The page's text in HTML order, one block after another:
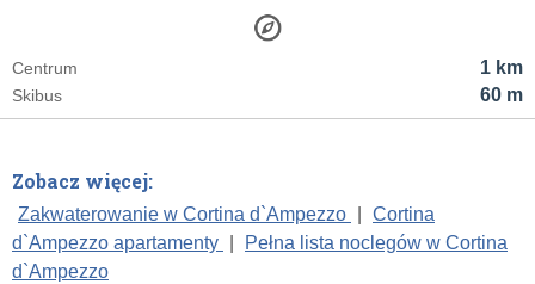
1 km
Centrum
60 m
Skibus
Zobacz więcej:
Zakwaterowanie w Cortina d`Ampezzo
Cortina
d`Ampezzo apartamenty
Pełna lista noclegów w Cortina
d`Ampezzo